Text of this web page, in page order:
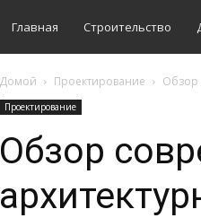
Главная Строительство
Домой Проектирование Обзор
Проектирование
Обзор